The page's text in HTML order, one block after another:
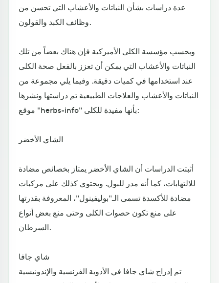
عدة دراسات بشأن النباتات والأعشاب التي تحسن من
وظائف الكبد والقولون.
وبحسب مؤسسة الكلى الأميركية فإن هناك بعضاً من تلك
النباتات والأعشاب التي يمكن أن تعزز بالفعل صحة الكلى
عند استخدامها في كميات دقيقة. وفيما يلي مجموعة من
النباتات والأعشاب والعلاجات الطبيعية تم دراستها ونشرها
موقع "herbs-info" بأنها مفيدة للكلى:
الشاي الأخضر
أثبتت الدراسات أن الشاي الأخضر يمتاز بخصائص مضادة
للالتهابات، كما أنه مدر للبول. ويحتوي كذلك على مركبات
مضادة للأكسدة تسمى الـ"بوليفينول"، المعروفة بقدرتها
على منع تكون حصوات الكلى وحتى منع بعض أنواع
السرطان.
شاي جافا
تم إدراج شاي جافا في الأدوية الفرنسية والإندونيسية